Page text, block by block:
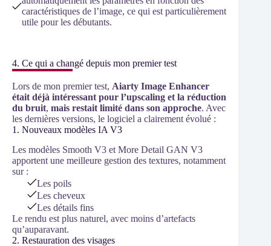
caractéristiques de l’image, ce qui est particulièrement
utile pour les débutants.
4. Ce qui a changé depuis mon premier test
Lors de mon premier test, Aiarty Image Enhancer
était déjà intéressant pour l’upscaling et la réduction
du bruit, mais restait limité dans son approche. Avec
les dernières versions, le logiciel a clairement évolué :
1. Nouveaux modèles IA V3
Les modèles Smooth V3 et More Detail GAN V3
apportent une meilleure gestion des textures, notamment
sur :
Les poils
Les cheveux
Les détails fins
Le rendu est plus naturel, avec moins d’artefacts
qu’auparavant.
2. Restauration des visages